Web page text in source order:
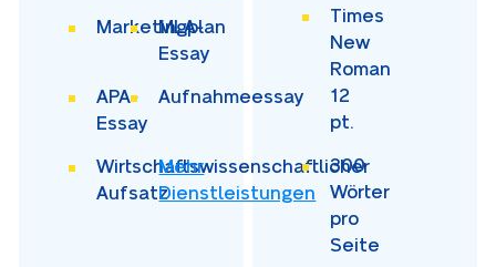
Marketingplan
MLA-
Essay
APA-
Essay
Aufnahmeessay
Wirtschaftswissenschaftlicher
Aufsatz
Mehr
Dienstleistungen
Times
New
Roman
12
pt.
300
Wörter
pro
Seite